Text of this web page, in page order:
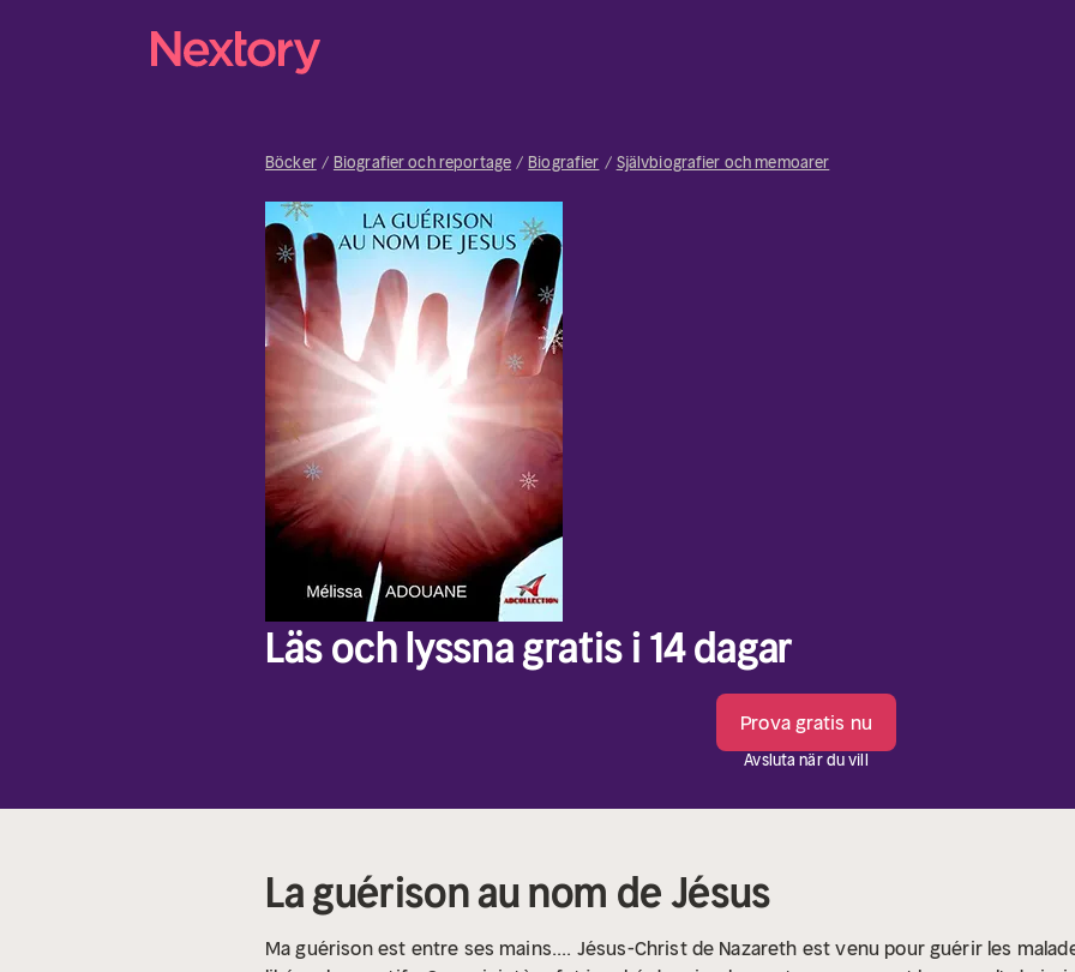
Böcker Biografier och reportage Biografier Självbiografier och memoarer
Läs och lyssna gratis i 14 dagar
Prova gratis nu
Avsluta när du vill
La guérison au nom de Jésus
Ma guérison est entre ses mains.... Jésus-Christ de Nazareth est venu pour guérir les